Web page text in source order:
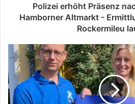
Polizei erhöht Präsenz
Hamborner Altmarkt -
Rockermileu